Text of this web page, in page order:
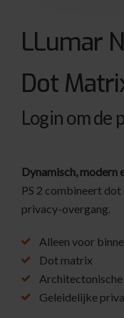
LLumar
Dot
Login om de
Dynamisch, modern
PS 2 combineert
privacy-overgang.
Alleen voor
Dot matrix
Geleidelijke